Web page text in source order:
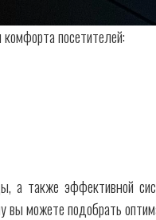
посетителей:
а также эффективной
вы можете подобрать